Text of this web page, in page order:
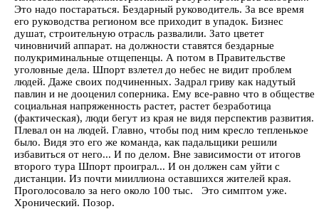
Это надо постараться. Бездарный руководитель. За все время
его руководства регионом все приходит в упадок. Бизнес
душат, строительную отрасль развалили. Зато цветет
чиновничий аппарат. на должности ставятся бездарные
полукриминальные отщепенцы. А потом в Правительстве
уголовные дела. Шпорт взлетел до небес не видит проблем
людей. Даже своих подчиненных. Задрал гриву как надутый
павлин и не дооценил соперника. Ему все-равно что в обществе
социальная напряженность растет, растет безработица
(фактическая), люди бегут из края не видя перспектив развития.
Плевал он на людей. Главно, чтобы под ним кресло тепленькое
было. Видя это его же команда, как падальщики решили
избавиться от него... И по делом. Вне зависимости от итогов
второго тура Шпорт проиграл... И он должен сам уйти с
дистанции. Из почти мииллиона оставшихся жителей края.
Проголосовало за него около 100 тыс. Это симптом уже.
Хронический. Позор.